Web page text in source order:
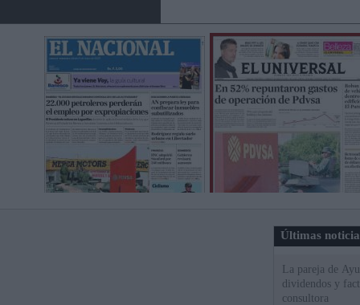
Últimas
La pareja de
dividendos y
consultora